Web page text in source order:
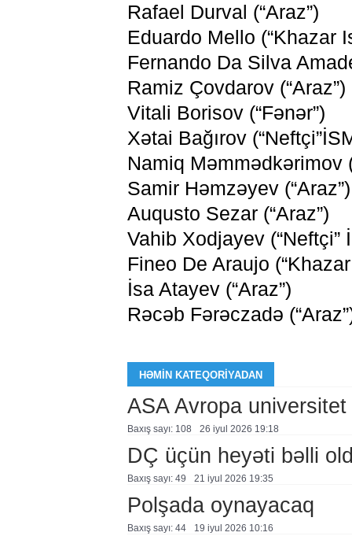
Rafael Durval (“Araz”)
Eduardo Mello (“Khazar
Fernando Da Silva
Ramiz Çovdarov (“Araz”)
Vitali Borisov (“Fənər”)
Xətai Bağırov
Namiq Məmmədkərimov
Samir Həmzəyev (“Araz”)
Auqusto Sezar (“Araz”)
Vahib Xodjayev (“Neftçi”
Fineo De Araujo
İsa Atayev (“Araz”)
Rəcəb Fərəczadə
HƏMIN KATEQORIYADAN
ASA Avropa universitet
Baxış sayı: 108 26 i̇yul 2026 19:18
DÇ üçün heyəti bəlli
Baxış sayı: 49 21 i̇yul 2026 19:35
Polşada oynayacaq
Baxış sayı: 44 19 i̇yul 2026 10:16